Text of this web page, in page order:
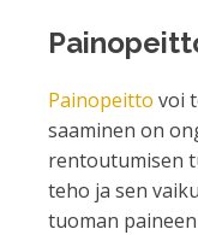
Painopeitto voi
saaminen on
rentoutumisen
teho ja sen
tuoman